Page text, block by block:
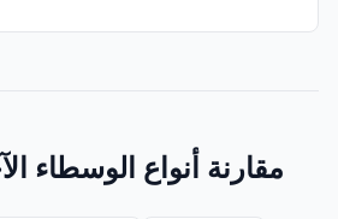
مقارنة أنواع الوسطاء